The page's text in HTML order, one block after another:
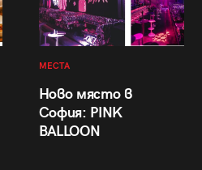
МЕСТА
Ново място в
София: PINK
BALLOON